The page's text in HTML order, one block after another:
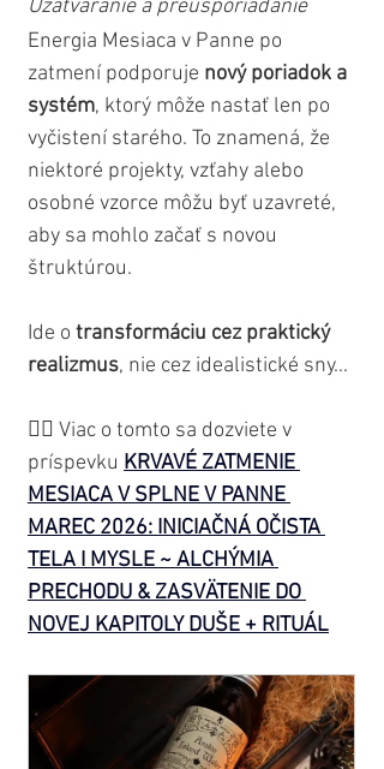
Uzatváranie a preusporiadanie
Energia Mesiaca v Panne po
zatmení podporuje nový poriadok a
systém, ktorý môže nastať len po
vyčistení starého. To znamená, že
niektoré projekty, vzťahy alebo
osobné vzorce môžu byť uzavreté,
aby sa mohlo začať s novou
štruktúrou.
Ide o transformáciu cez praktický
realizmus, nie cez idealistické sny...
👉🏼 Viac o tomto sa dozviete v
príspevku KRVAVÉ ZATMENIE
MESIACA V SPLNE V PANNE
MAREC 2026: INICIAČNÁ OČISTA
TELA I MYSLE ~ ALCHÝMIA
PRECHODU & ZASVÄTENIE DO
NOVEJ KAPITOLY DUŠE + RITUÁL